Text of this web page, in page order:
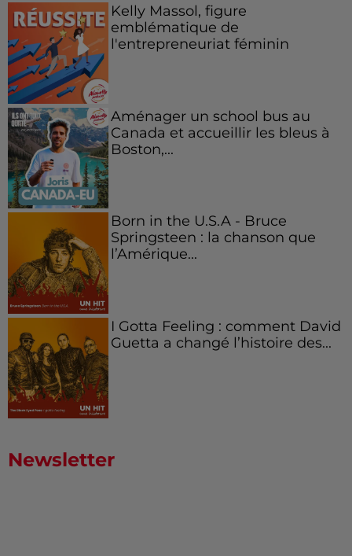
Kelly Massol, figure
emblématique de
l'entrepreneuriat féminin
Aménager un school bus au
Canada et accueillir les bleus à
Boston,...
Born in the U.S.A - Bruce
Springsteen : la chanson que
l’Amérique...
I Gotta Feeling : comment David
Guetta a changé l’histoire des...
Newsletter